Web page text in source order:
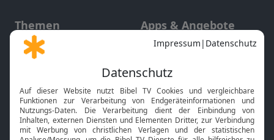
Themen
Gott und Bibel erklärt
Neuigkeiten
Apps & Angebote
Mobile App
Smart TV
HbbTV
Bibelthek Online-Bibel